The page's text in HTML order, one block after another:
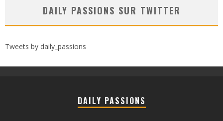
DAILY PASSIONS SUR TWITTER
Tweets by daily_passions
DAILY PASSIONS